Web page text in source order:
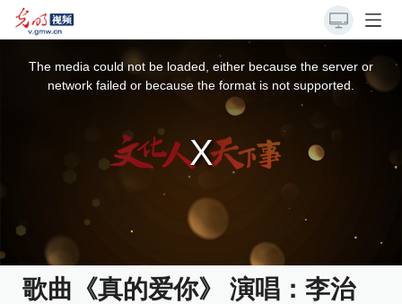
The media could not be loaded, either because the server or
network failed or because the format is not supported.
歌曲《真的爱你》 演唱：李治